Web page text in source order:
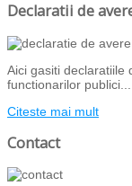
Declaratii de
Aici gasiti declaratiile
functionarilor publici...
Citeste mai mult
Contact